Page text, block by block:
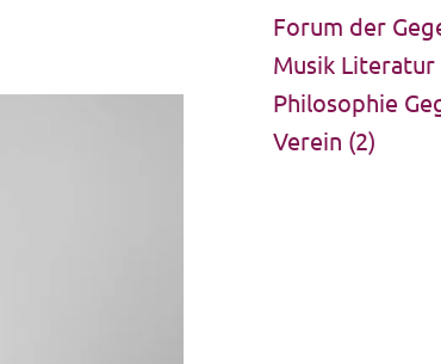
Forum der
Musik Literatur
Philosophie
Verein (2)